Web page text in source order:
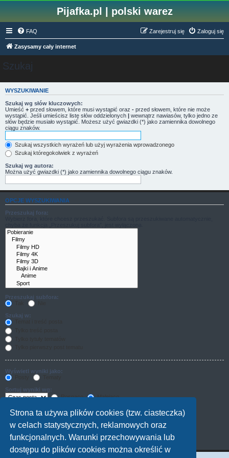
Strona ta używa plików cookies (tzw. ciasteczka)
w celach statystycznych, reklamowych oraz
funkcjonalnych. Warunki przechowywania lub
dostępu do plików cookies można określić w
Pijafka.pl | polski warez
FAQ Zaloguj się
Zarejestruj się
Zasysamy cały internet
Szukaj
WYSZUKIWANIE
Szukaj wg słów kluczowych:
Umieść + przed słowem, które musi wystąpić oraz - przed słowem, które nie może
wystąpić. Jeśli umieścisz listę słów oddzielonych | wewnątrz nawiasów, tylko jedno ze
słów będzie musiało wystąpić. Możesz użyć gwiazdki (*) jako zamiennika dowolnego
ciągu znaków.
Szukaj wszystkich wyrażeń lub użyj wyrażenia wprowadzonego
Szukaj któregokolwiek z wyrażeń
Szukaj wg autora:
Można użyć gwiazdki (*) jako zamiennika dowolnego ciągu znaków.
OPCJE WYSZUKIWANIA
Przeszukaj fora:
Przeszukaj subfora:
Szukaj w:
Wyświetl wyniki jako:
Sortuj wyniki wg:
Rosnąco
Malejąco
Wyświetl wyniki z ostatnich:
znaków w poście